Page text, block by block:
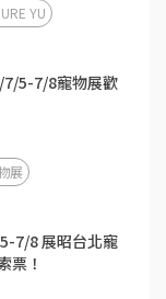
YU
7/5-7/8寵物展歡
展
7/8 展昭台北寵
票！